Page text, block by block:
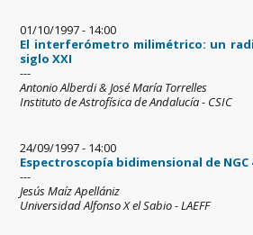
01/10/1997 - 14:00
El interferómetro milimétrico: un
siglo XXI
---
Antonio Alberdi & José María Torrelles
Instituto de Astrofísica de Andalucía - CSIC
24/09/1997 - 14:00
Espectroscopía bidimensional de NGC
---
Jesús Maíz Apellániz
Universidad Alfonso X el Sabio - LAEFF